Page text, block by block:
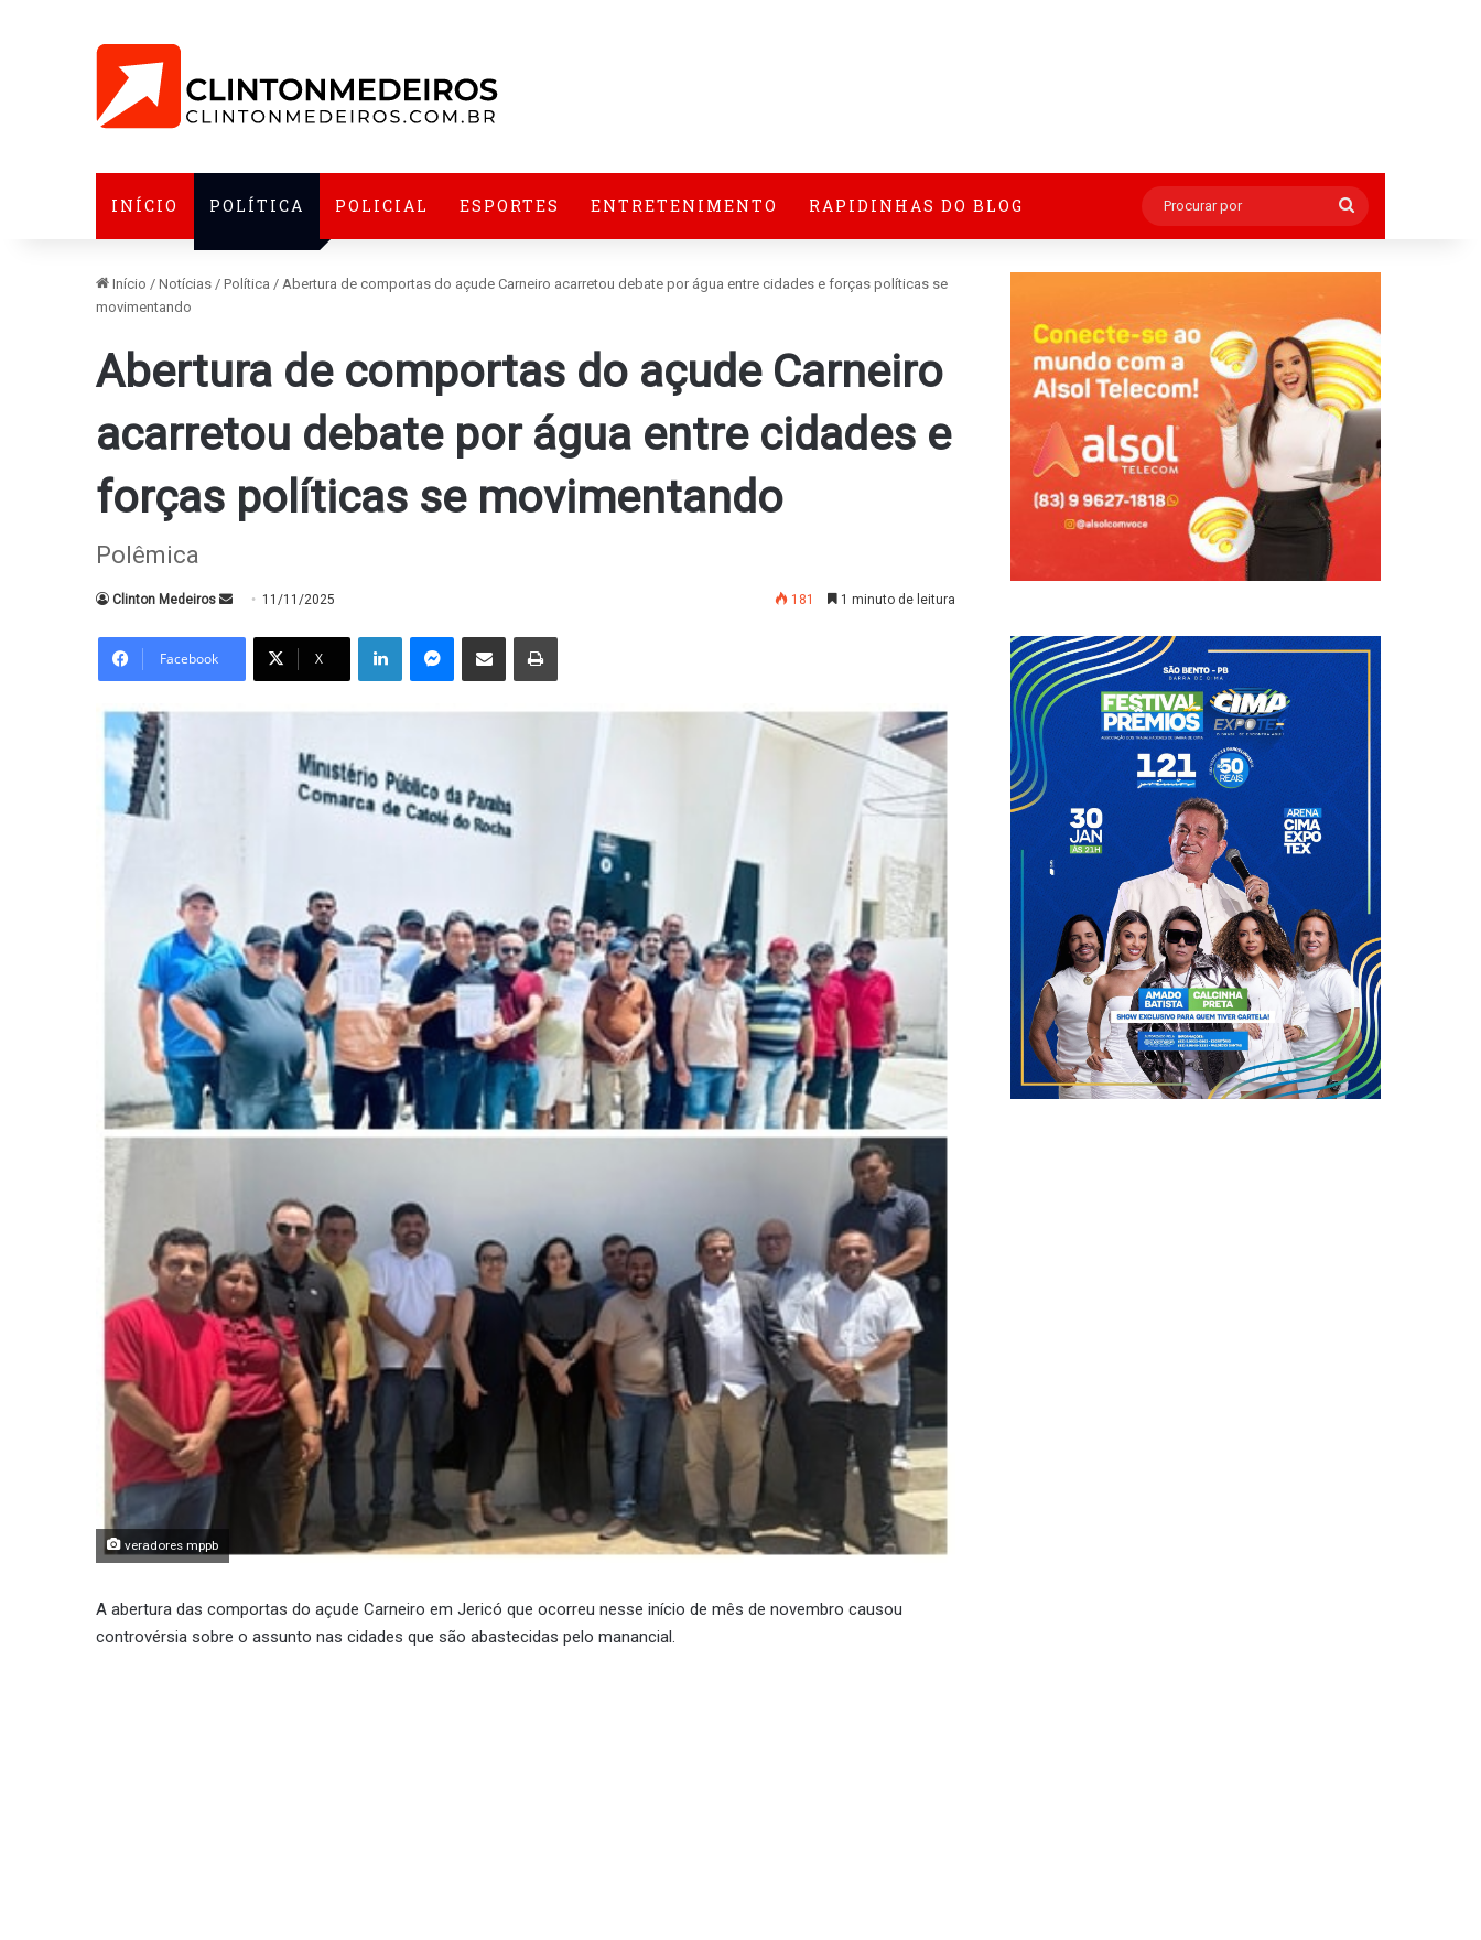
INÍCIO POLÍTICA POLICIAL ESPORTES ENTRETENIMENTO RAPIDINHAS DO BLOG
Procurar
por
Início / Notícias / Política / Abertura de comportas do açude Carneiro acarretou debate por água entre cidades e forças políticas se
movimentando
Abertura de comportas do açude Carneiro
acarretou debate por água entre cidades e
forças políticas se movimentando
Polêmica
Clinton Medeiros
Mande
mail
11/11/2025 181 1 minuto de leitura
Facebook X
LinkedinMessenger
Compartilhar via e-mail Imprimir
veradores mppb
A abertura das comportas do açude Carneiro em Jericó que ocorreu nesse início de mês de novembro causou
controvérsia sobre o assunto nas cidades que são abastecidas pelo manancial.